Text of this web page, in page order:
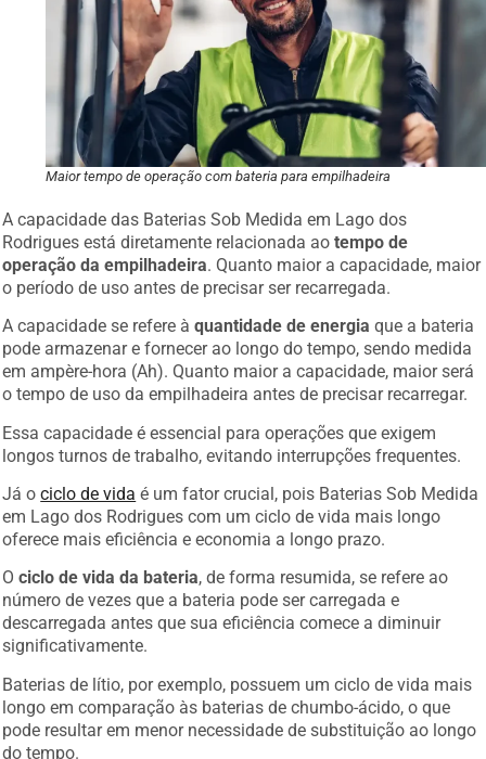
Maior tempo de operação com bateria para empilhadeira
A capacidade das Baterias Sob Medida em Lago dos
Rodrigues está diretamente relacionada aotempo de
operação da empilhadeira . Quanto maior a capacidade, maior
o período de uso antes de precisar ser recarregada.
A capacidade se refere àquantidade de energia que a bateria
pode armazenar e fornecer ao longo do tempo, sendo medida
em ampère-hora (Ah). Quanto maior a capacidade, maior será
o tempo de uso da empilhadeira antes de precisar recarregar.
Essa capacidade é essencial para operações que exigem
longos turnos de trabalho, evitando interrupções frequentes.
Já ociclo de vida é um fator crucial, pois Baterias Sob Medida
em Lago dos Rodrigues com um ciclo de vida mais longo
oferece mais eficiência e economia a longo prazo.
Ociclo de vida da bateria , de forma resumida, se refere ao
número de vezes que a bateria pode ser carregada e
descarregada antes que sua eficiência comece a diminuir
significativamente.
Baterias de lítio, por exemplo, possuem um ciclo de vida mais
longo em comparação às baterias de chumbo-ácido, o que
pode resultar em menor necessidade de substituição ao longo
do tempo.